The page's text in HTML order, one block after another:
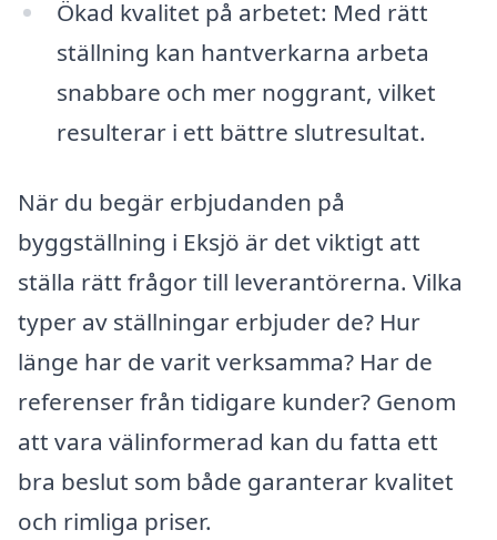
Ökad kvalitet på arbetet: Med rätt
ställning kan hantverkarna arbeta
snabbare och mer noggrant, vilket
resulterar i ett bättre slutresultat.
När du begär erbjudanden på
byggställning i Eksjö är det viktigt att
ställa rätt frågor till leverantörerna. Vilka
typer av ställningar erbjuder de? Hur
länge har de varit verksamma? Har de
referenser från tidigare kunder? Genom
att vara välinformerad kan du fatta ett
bra beslut som både garanterar kvalitet
och rimliga priser.